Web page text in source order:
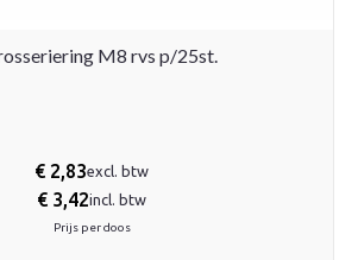
M8 rvs p/25st.
€ 2,83excl. btw
€ 3,42incl. btw
Prijs per doos